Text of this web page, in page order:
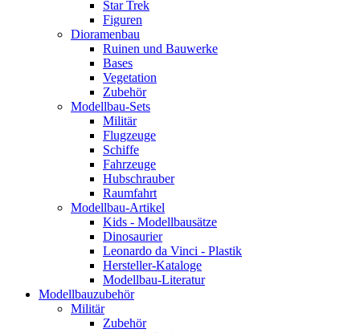
Star Trek
Figuren
Dioramenbau
Ruinen und Bauwerke
Bases
Vegetation
Zubehör
Modellbau-Sets
Militär
Flugzeuge
Schiffe
Fahrzeuge
Hubschrauber
Raumfahrt
Modellbau-Artikel
Kids - Modellbausätze
Dinosaurier
Leonardo da Vinci - Plastik
Hersteller-Kataloge
Modellbau-Literatur
Modellbauzubehör
Militär
Zubehör